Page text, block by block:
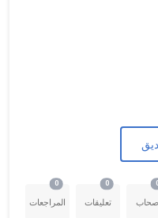
تعليقات
0
المراجعات
0